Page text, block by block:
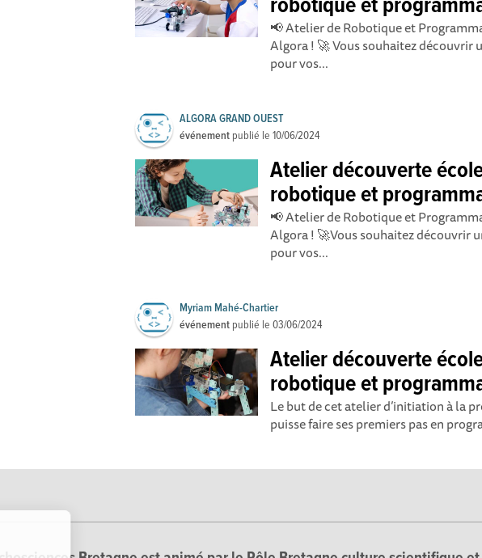
robotique et
📢 Atelier de Robotique et
Algora ! 🚀 Vous souhaitez
pour vos...
ALGORA GRAND OUEST
événement publié le10/06/2024
Atelier découverte
robotique et
📢 Atelier de Robotique et
Algora ! 🚀Vous souhaitez découvrir
pour vos...
Myriam Mahé-Chartier
événement publié le03/06/2024
Atelier découverte
robotique et
Le but de cet atelier d’initiation à la
puisse faire ses premiers pas en